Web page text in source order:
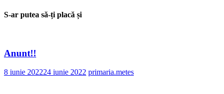
S-ar putea să-ți placă și
Anunt!!
8 iunie 202224 iunie 2022 primaria.metes